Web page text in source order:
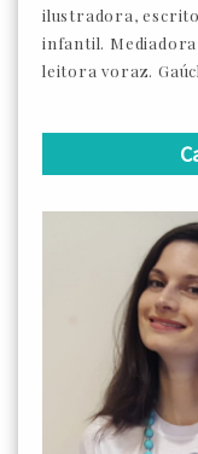
ilustradora,
infantil.
leitora voraz.